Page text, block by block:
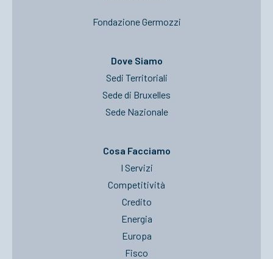
Fondazione Germozzi
Dove Siamo
Sedi Territoriali
Sede di Bruxelles
Sede Nazionale
Cosa Facciamo
I Servizi
Competitività
Credito
Energia
Europa
Fisco